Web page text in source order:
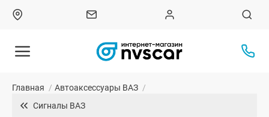
Главная / Автоаксессуары ВАЗ /
Сигналы ВАЗ